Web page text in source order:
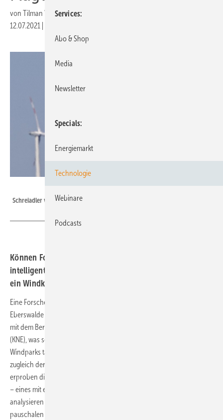
von Tilman Weber
12.07.2021
Schreiadler vor einem Windpark
Können Forscher in Brandenburg belegen, dass
intelligente Sensorik in Windparks mehr Vögel retten, als
ein Windkraftverbot in Nist- oder Flugzonen?
Eine Forschergruppe der Hochschule für nachhaltige Entwicklung
Eberswalde (HNEE) untersucht seit Anfang Juni in Zusammenarbeit
mit dem Berliner Kompetenzzentrum Naturschutz und Energiewende
(KNE), was sensorbasierte automatisierte Vogeldetektionssysteme in
Windparks tatsächlich zur Verbesserung des Vogelschutzes und
zugleich der Windparkerträge leisten können. Bis im kommenden Jahr
erproben die Wissenschaftler zwei sogenannte Antikollisionssysteme
– eines mit einer Kamera und eines mit einem Radarsystem – und
analysieren die Wirksamkeit ihres Einsatzes im Vergleich zu
pauschalen Windkraftverbotszonen in von gefährdeten Vögeln
Services
Abo & Shop
Media
Newsletter
Specials
Energiemarkt
Technologie
Webinare
Podcasts